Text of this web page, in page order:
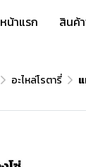
หน้าแรก สินค้
อะไหล่โรตารี่